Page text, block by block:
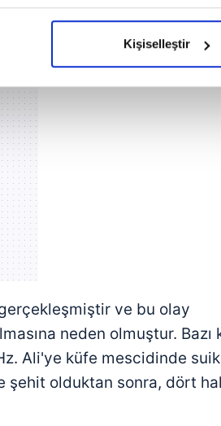
gelen çabayı gösterdiğimizi ve
izin vermedikleri takdirde,
için İnternet Sitemizde kendimize
işlenmekte olup gerekli
sitemizin daha işlevsel
amaçlarıyla sınırlı olarak
yer alan panel vasıtasıyla
Metnimizi
Kanunu uyarınca hazırlanmış
çerezlerle ilgili bilgi almak için lütfen
Kişiselleştir
ve bu olay
neden olmuştur. Bazı
Ali'ye küfe mescidinde
şehit olduktan sonra, dört